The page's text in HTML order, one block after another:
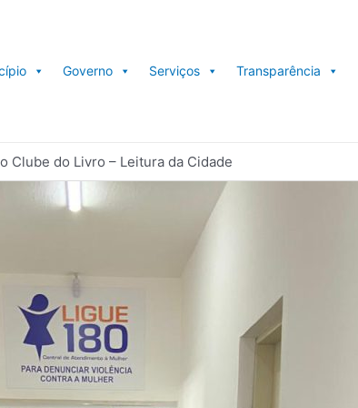
Governo Serviços Transparência
Clube do Livro – Leitura da Cidade